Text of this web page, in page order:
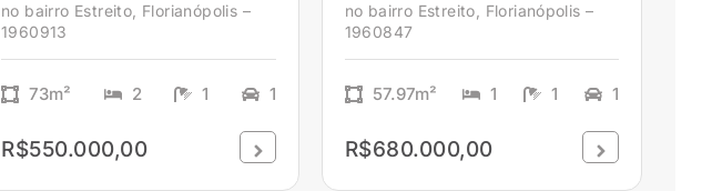
no bairro Estreito, Florianópolis –
1960913
73m² 2 1 1
R$550.000,00
no bairro Estreito, Florianópolis –
1960847
57.97m² 1 1 1
R$680.000,00